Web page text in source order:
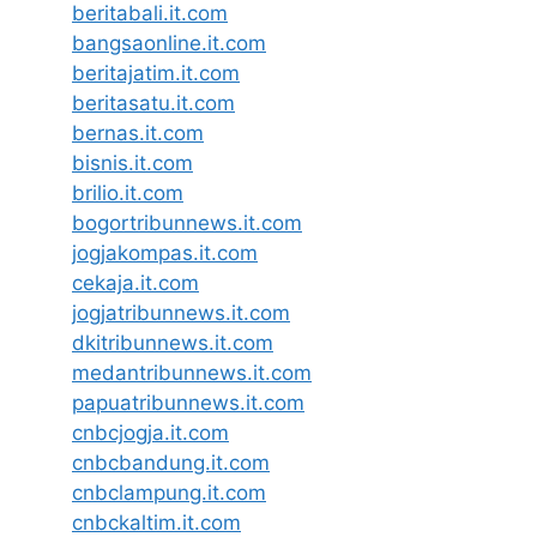
beritabali.it.com
bangsaonline.it.com
beritajatim.it.com
beritasatu.it.com
bernas.it.com
bisnis.it.com
brilio.it.com
bogortribunnews.it.com
jogjakompas.it.com
cekaja.it.com
jogjatribunnews.it.com
dkitribunnews.it.com
medantribunnews.it.com
papuatribunnews.it.com
cnbcjogja.it.com
cnbcbandung.it.com
cnbclampung.it.com
cnbckaltim.it.com